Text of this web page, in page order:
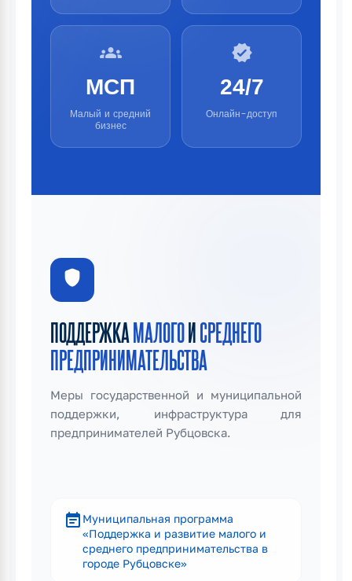
groups
МСП
Малый и средний
бизнес
verified
24/7
Онлайн-доступ
shield
ПОДДЕРЖКАМАЛОГОИСРЕДНЕГО
ПРЕДПРИНИМАТЕЛЬСТВА
Меры государственной и муниципальной
поддержки, инфраструктура для
предпринимателей Рубцовска.
event_note Муниципальная программа
«Поддержка и развитие малого и
среднего предпринимательства в
городе Рубцовске»